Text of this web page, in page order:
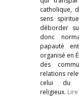
catholique,
sens
déborder
donc
papauté
organisé en
des
relations
celui du
religieux.